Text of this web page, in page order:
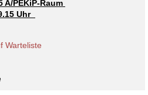
Straße
Ludwig-Straße
Feld “Deisterspatzen”
Straße
A/PEKiP-Raum
Uhr
Warteliste